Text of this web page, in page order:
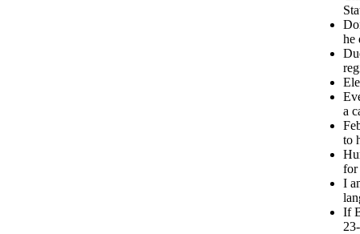
he
a
to
for
I
If